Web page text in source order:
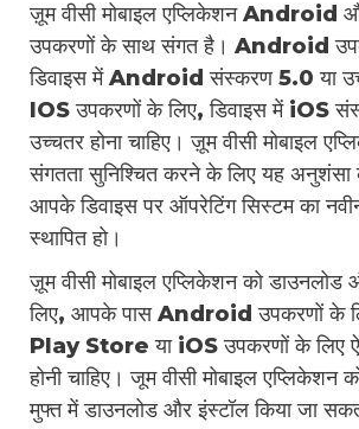
ज़ूम वीसी मोबाइल एप्लिकेशन Android
उपकरणों के साथ संगत है। Android
डिवाइस में Android संस्करण 5.0 या
IOS उपकरणों के लिए, डिवाइस में iOS
उच्चतर होना चाहिए। ज़ूम वीसी मोबाइल
संगतता सुनिश्चित करने के लिए यह अनुशंसा
आपके डिवाइस पर ऑपरेटिंग सिस्टम का
स्थापित हो।
ज़ूम वीसी मोबाइल एप्लिकेशन को
लिए, आपके पास Android उपकरणों के
Play Store या iOS उपकरणों के लिए
होनी चाहिए। जूम वीसी मोबाइल एप्लिकेशन
मुफ्त में डाउनलोड और इंस्टॉल किया जा